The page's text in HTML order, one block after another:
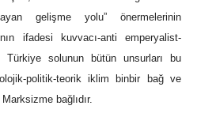
gelişme yolu” önermelerinin
ifadesi kuvvacı-anti emperyalist-
Türkiye solunun bütün unsurları bu
politik-teorik iklim binbir bağ ve
bağlıdır.